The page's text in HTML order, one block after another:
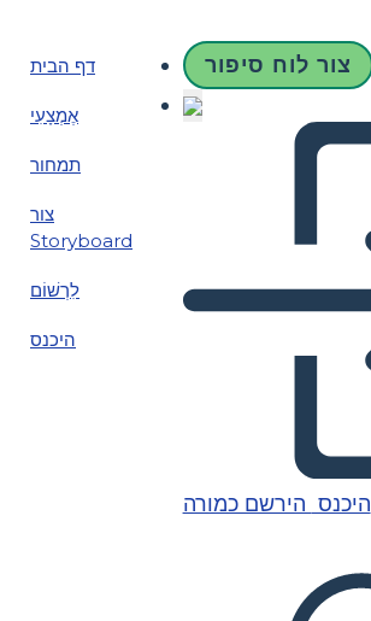
דף הבית
אֶמְצָעִי
תמחור
צור
Storyboard
לִרְשׁוֹם
היכנס
צור לוח סיפור
היכנס הירשם כמורה